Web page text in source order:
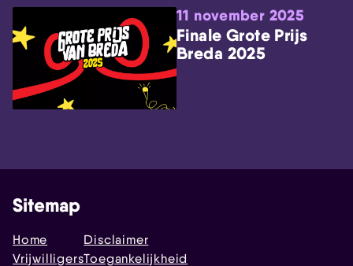
11 november 2025
Finale Grote Prijs
Breda 2025
Sitemap
Home
Vrijwilligers
Disclaimer
Toegankelijkheid